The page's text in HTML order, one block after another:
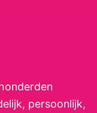
waar
van
waar
echtpersoonlijk,